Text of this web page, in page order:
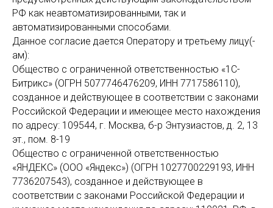
РФ как неавтоматизированными, так и
автоматизированными способами.
Данное согласие дается Оператору и третьему лицу(-
ам):
Общество с ограниченной ответственностью «1С-
Битрикс» (ОГРН 5077746476209, ИНН 7717586110),
созданное и действующее в соответствии с законами
Российской Федерации и имеющее место нахождения
по адресу: 109544, г. Москва, б-р Энтузиастов, д. 2, 13
эт., пом. 8-19
Общество с ограниченной ответственностью
«ЯНДЕКС» (ООО «Яндекс») (ОГРН 1027700229193, ИНН
7736207543), созданное и действующее в
соответствии с законами Российской Федерации и